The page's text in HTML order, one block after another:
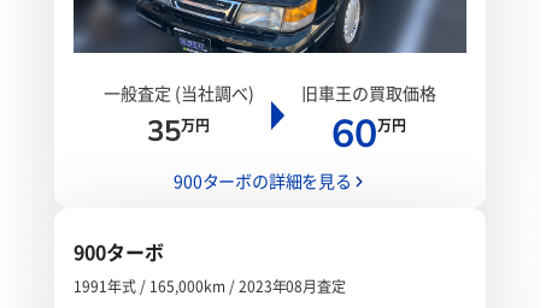
一般査定 (当社調べ)
35万円
旧車王の買取価格
60万円
900ターボの詳細を見る
900ターボ
1991年式 / 165,000km / 2023年08月査定